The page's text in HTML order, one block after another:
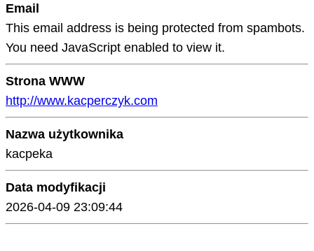
Email
This email address is being protected from spambots.
You need JavaScript enabled to view it.
Strona WWW
http://www.kacperczyk.com
Nazwa użytkownika
kacpeka
Data modyfikacji
2026-04-09 23:09:44